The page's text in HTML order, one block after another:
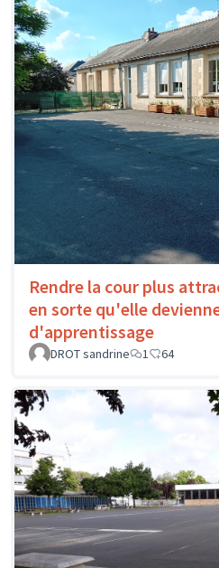
Rendre la cour plus
en sorte qu'elle
d'apprentissage
DROT sandrine 1 64